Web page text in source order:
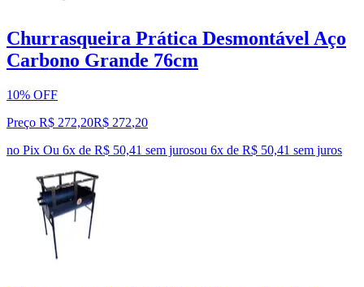
Churrasqueira Prática Desmontável Aço
Carbono Grande 76cm
10% OFF
Preço R$ 272,20R$ 272,20
no Pix Ou 6x de R$ 50,41 sem jurosou 6x de R$ 50,41 sem juros